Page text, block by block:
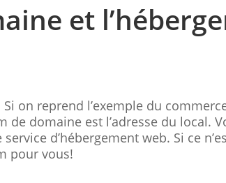
et
on reprend l’exemple du
domaine est l’adresse du local.
d’hébergement web. Si ce
pour vous!